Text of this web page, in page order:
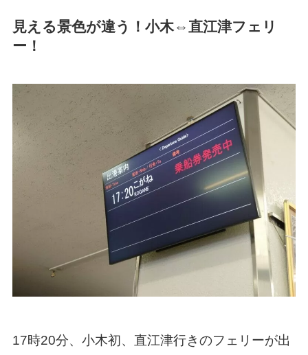
見える景色が違う！小木⇔直江津フェリ
ー！
17時20分、小木初、直江津行きのフェリーが出